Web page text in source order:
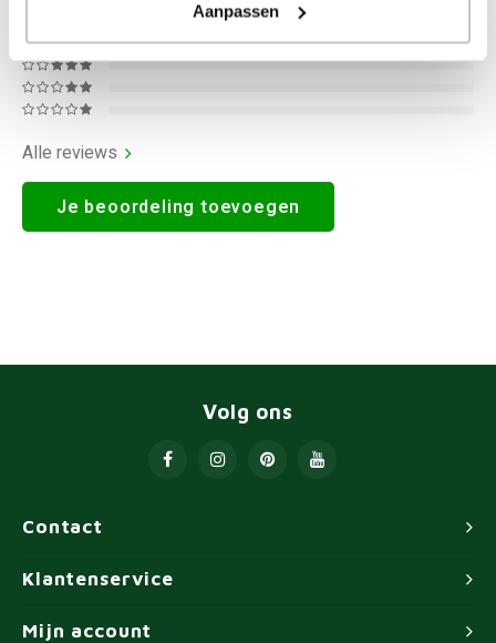
Aanpassen
Alle reviews
Je beoordeling toevoegen
Contact
Volg ons
Klantenservice
Mijn account